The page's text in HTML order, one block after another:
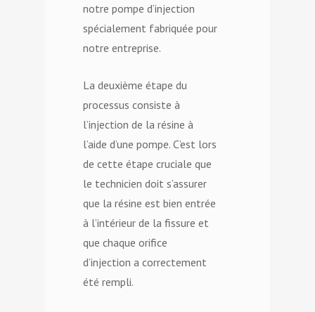
notre pompe d’injection
spécialement fabriquée pour
notre entreprise.
La deuxième étape du
processus consiste à
l’injection de la résine à
l’aide d’une pompe. C’est lors
de cette étape cruciale que
le technicien doit s’assurer
que la résine est bien entrée
à l’intérieur de la fissure et
que chaque orifice
d’injection a correctement
été rempli.